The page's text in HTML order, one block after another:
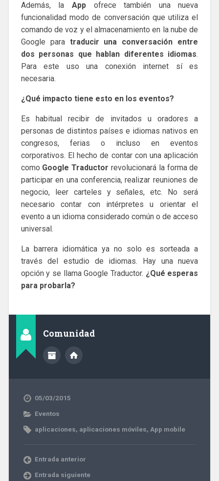
Además, la Appofrece también una nueva
funcionalidad modo de conversación que utiliza el
comando de voz y el almacenamiento en la nube de
Google paratraducir una conversación entre
dos personas que hablan diferentes idiomas.
Para este uso una conexión internet sí es
necesaria.
¿Qué impacto tiene esto en los eventos?
Es habitual recibir de invitados u oradores a
personas de distintos países e idiomas nativos en
congresos, ferias o incluso en eventos
corporativos. El hecho de contar con una aplicación
como Google Traductor revolucionará la forma de
participar en una conferencia, realizar reuniones de
negocio, leer carteles y señales, etc. No será
necesario contar con intérpretes u orientar el
evento a un idioma considerado común o de acceso
universal.
La barrera idiomática ya no solo es sorteada a
través del estudio de idiomas. Hay una nueva
opción y se llama Google Traductor. ¿Qué esperas
para probarla?
Comunidad
05/03/2015
Eventos
aplicaciones, aplicaciones móviles, App mobile
Entrada anterior
Entrada siguiente